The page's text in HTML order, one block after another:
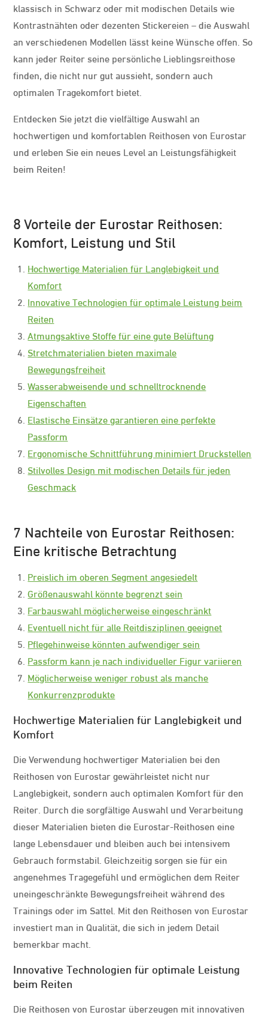
klassisch in Schwarz oder mit modischen Details wie
Kontrastnähten oder dezenten Stickereien – die Auswahl
an verschiedenen Modellen lässt keine Wünsche offen. So
kann jeder Reiter seine persönliche Lieblingsreithose
finden, die nicht nur gut aussieht, sondern auch
optimalen Tragekomfort bietet.
Entdecken Sie jetzt die vielfältige Auswahl an
hochwertigen und komfortablen Reithosen von Eurostar
und erleben Sie ein neues Level an Leistungsfähigkeit
beim Reiten!
8 Vorteile der Eurostar Reithosen:
Komfort, Leistung und Stil
Hochwertige Materialien für Langlebigkeit und
Komfort
Innovative Technologien für optimale Leistung beim
Reiten
Atmungsaktive Stoffe für eine gute Belüftung
Stretchmaterialien bieten maximale
Bewegungsfreiheit
Wasserabweisende und schnelltrocknende
Eigenschaften
Elastische Einsätze garantieren eine perfekte
Passform
Ergonomische Schnittführung minimiert Druckstellen
Stilvolles Design mit modischen Details für jeden
Geschmack
7 Nachteile von Eurostar Reithosen:
Eine kritische Betrachtung
Preislich im oberen Segment angesiedelt
Größenauswahl könnte begrenzt sein
Farbauswahl möglicherweise eingeschränkt
Eventuell nicht für alle Reitdisziplinen geeignet
Pflegehinweise könnten aufwendiger sein
Passform kann je nach individueller Figur variieren
Möglicherweise weniger robust als manche
Konkurrenzprodukte
Hochwertige Materialien für Langlebigkeit und
Komfort
Die Verwendung hochwertiger Materialien bei den
Reithosen von Eurostar gewährleistet nicht nur
Langlebigkeit, sondern auch optimalen Komfort für den
Reiter. Durch die sorgfältige Auswahl und Verarbeitung
dieser Materialien bieten die Eurostar-Reithosen eine
lange Lebensdauer und bleiben auch bei intensivem
Gebrauch formstabil. Gleichzeitig sorgen sie für ein
angenehmes Tragegefühl und ermöglichen dem Reiter
uneingeschränkte Bewegungsfreiheit während des
Trainings oder im Sattel. Mit den Reithosen von Eurostar
investiert man in Qualität, die sich in jedem Detail
bemerkbar macht.
Innovative Technologien für optimale Leistung
beim Reiten
Die Reithosen von Eurostar überzeugen mit innovativen